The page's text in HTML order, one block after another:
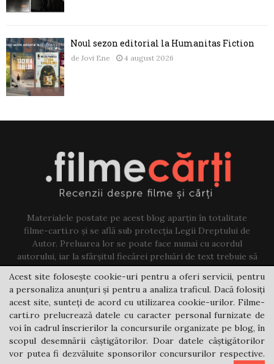
Noul sezon editorial la Humanitas Fiction
de Jovi Ene 4 august 2026
Materialele postate pe acest blog aparțin în totalitate
filme-carti.ro și se află sub protecția Legii Dreptului de
Autor. Preluarea lor se poate face numai cu acordul
autorului, iar la sfârșitul fiecărei preluări de text trebuie să
existe un link către acest blog.
Contact us:jovi@filme-carti.ro
Acest site folosește cookie-uri pentru a oferi servicii, pentru
a personaliza anunțuri și pentru a analiza traficul. Dacă folosiți
acest site, sunteți de acord cu utilizarea cookie-urilor. Filme-
carti.ro prelucrează datele cu caracter personal furnizate de
voi în cadrul înscrierilor la concursurile organizate pe blog, în
scopul desemnării câștigătorilor. Doar datele câștigătorilor
vor putea fi dezvăluite sponsorilor concursurilor respective.